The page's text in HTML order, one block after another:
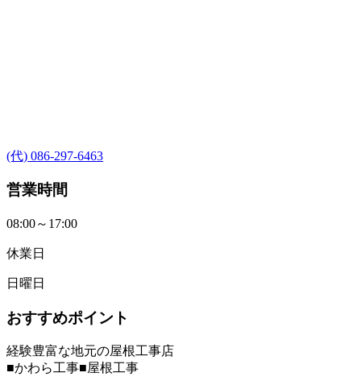
(代) 086-297-6463
営業時間
08:00～17:00
休業日
日曜日
おすすめポイント
経験豊富な地元の屋根工事店
■かわら工事■屋根工事